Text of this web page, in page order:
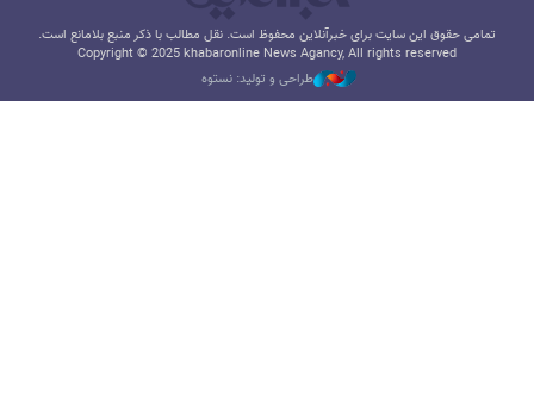
تمامی حقوق این سایت برای خبرآنلاین محفوظ است. نقل مطالب با ذکر منبع بلامانع است.
Copyright © 2025 khabaronline News Agancy, All rights reserved
طراحی و تولید: نستوه